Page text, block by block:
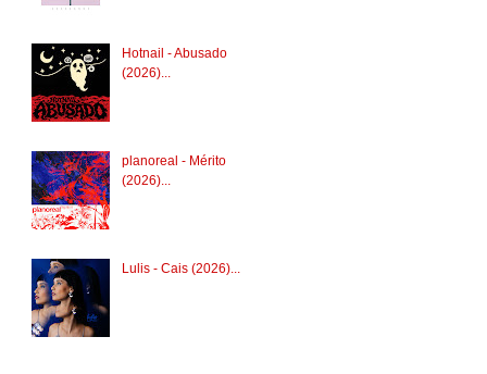
Hotnail - Abusado
(2026)...
planoreal - Mérito
(2026)...
Lulis - Cais (2026)...